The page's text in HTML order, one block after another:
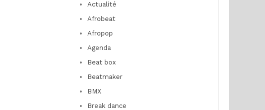
Actualité
Afrobeat
Afropop
Agenda
Beat box
Beatmaker
BMX
Break dance